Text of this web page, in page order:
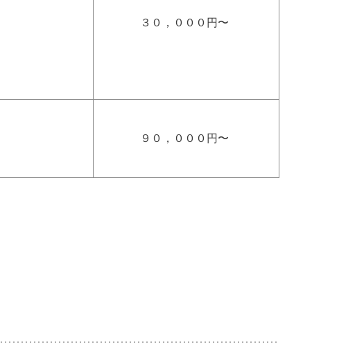
３０，０００円〜
９０，０００円〜